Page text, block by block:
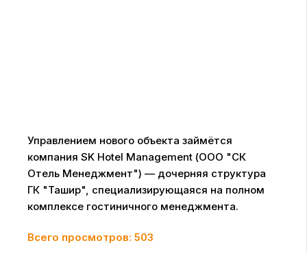
Управлением нового объекта займётся
компания SK Hotel Management (ООО "СК
Отель Менеджмент") — дочерняя структура
ГК "Ташир", специализирующаяся на полном
комплексе гостиничного менеджмента.
Всего просмотров: 503